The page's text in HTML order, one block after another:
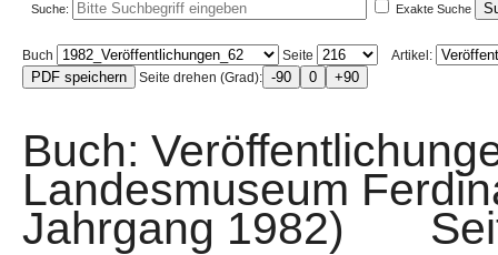
Suche: Exakte Suche
Buch Seite
Artikel:
Seite drehen (Grad):
Buch:
Landesmuseum
Jahrgang 1982)